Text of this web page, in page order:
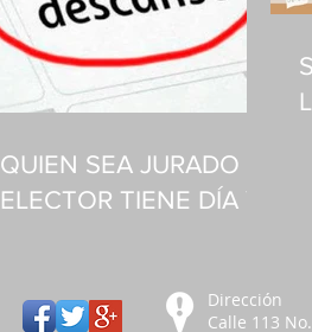
QUIEN SEA JURADO Y
ELECTOR TIENE DÍA Y
Dirección
Calle 113